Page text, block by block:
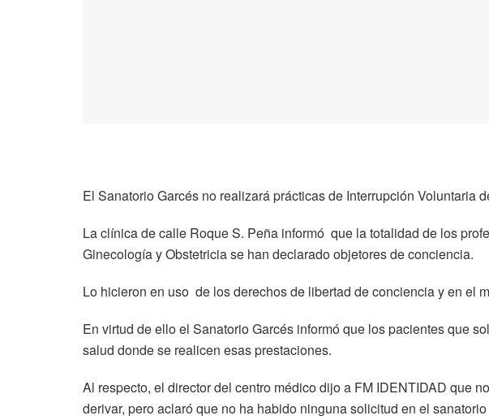
El Sanatorio Garcés no realizará prácticas de Interrupción Voluntaria
La clínica de calle Roque S. Peña informó que la totalidad de los
Ginecología y Obstetricia se han declarado objetores de conciencia.
Lo hicieron en uso de los derechos de libertad de conciencia y en el
En virtud de ello el Sanatorio Garcés informó que los pacientes que
salud donde se realicen esas prestaciones.
Al respecto, el director del centro médico dijo a FM IDENTIDAD que
derivar, pero aclaró que no ha habido ninguna solicitud en el